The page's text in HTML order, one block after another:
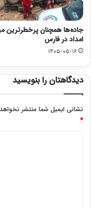
جاده‌ها همچنان پرخطرترین
امداد در فارس
۱۴۰۵-۰۵-۱۶
دیدگاهتان را بنویسید
نشانی ایمیل شما منتشر
*